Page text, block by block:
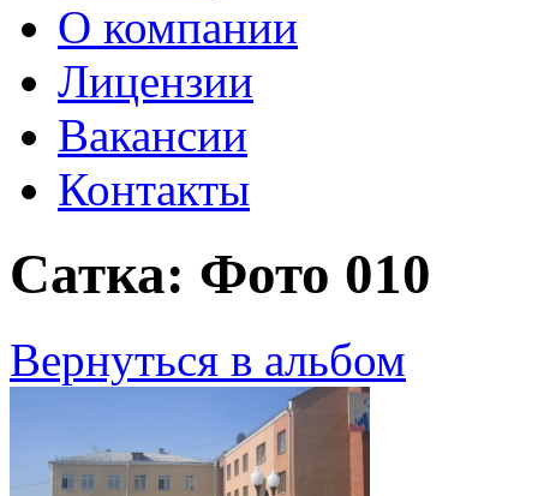
О компании
Лицензии
Вакансии
Контакты
Сатка: Фото 010
Вернуться в альбом